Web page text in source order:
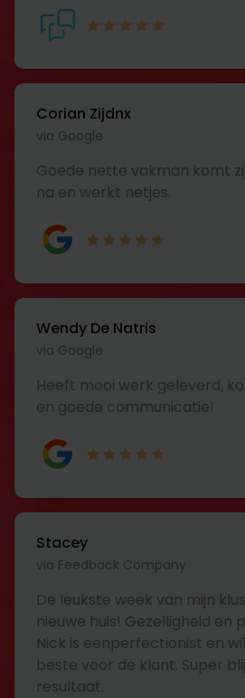
Corian Zijdnx
via Google
Goede nette vakman komt
na en werkt netjes.
Wendy De Natris
via Google
Heeft mooi werk geleverd,
en goede communicatie!
Stacey
via Feedback Company
De leukste week van mijn
nieuwe huis! Gezelligheid en
Nick is eenperfectionist en
beste voor de klant. Super
resultaat.